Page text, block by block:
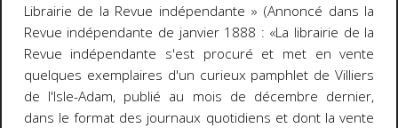
Librairie de la Revue indépendante » (Annoncé dans la
Revue indépendante de janvier 1888 : «La librairie de la
Revue indépendante s'est procuré et met en vente
quelques exemplaires d'un curieux pamphlet de Villiers
de l'Isle-Adam, publié au mois de décembre dernier,
dans le format des journaux quotidiens et dont la vente